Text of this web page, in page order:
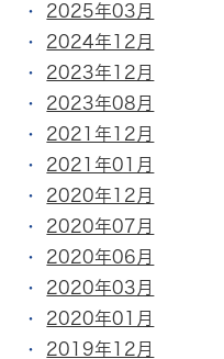
2025年03月
2024年12月
2023年12月
2023年08月
2021年12月
2021年01月
2020年12月
2020年07月
2020年06月
2020年03月
2020年01月
2019年12月